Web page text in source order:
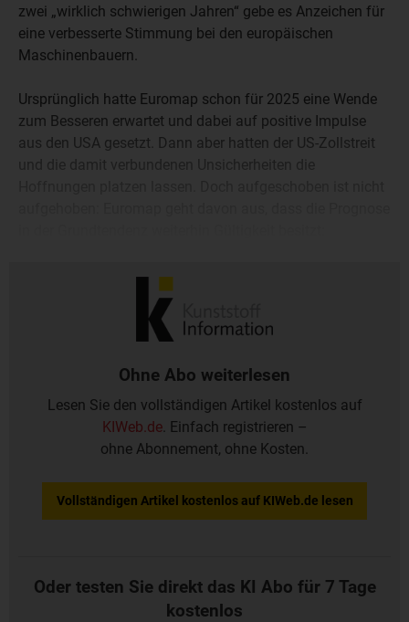
zwei „wirklich schwierigen Jahren“ gebe es Anzeichen für
eine verbesserte Stimmung bei den europäischen
Maschinenbauern.
Ursprünglich hatte Euromap schon für 2025 eine Wende
zum Besseren erwartet und dabei auf positive Impulse
aus den USA gesetzt. Dann aber hatten der US-Zollstreit
und die damit verbundenen Unsicherheiten die
anziehen, glaubt der Verband nun.
Ohne Abo weiterlesen
Lesen Sie den vollständigen Artikel kostenlos auf
KIWeb.de. Einfach registrieren –
ohne Abonnement, ohne Kosten.
Vollständigen Artikel kostenlos auf KIWeb.de lesen
Oder testen Sie direkt das KI Abo für 7 Tage
kostenlos